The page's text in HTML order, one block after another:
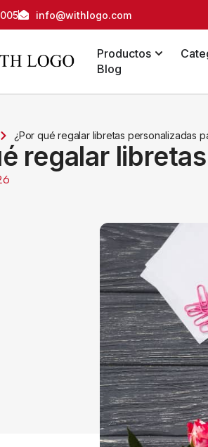
info@withlogo.com
Productos
Blog
¿Por qué regalar libretas personalizadas
regalar